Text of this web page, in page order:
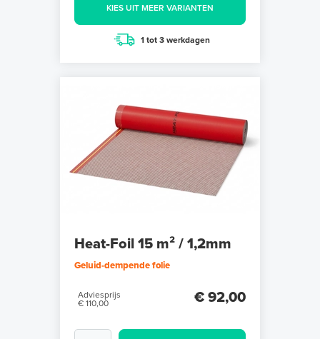
KIES UIT MEER VARIANTEN
1 tot 3 werkdagen
Heat-Foil 15 m² / 1,2mm
Geluid-dempende folie
Adviesprijs
€ 110,00
€ 92,00